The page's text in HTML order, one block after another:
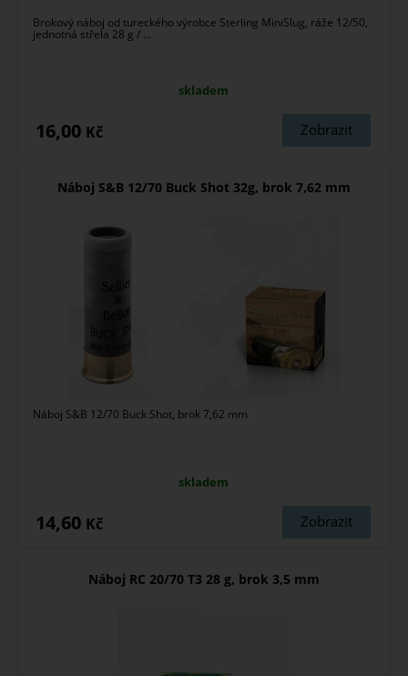
Brokový náboj od tureckého výrobce Sterling MiniSlug, ráže 12/50,
jednotná střela 28 g / ...
skladem
Zobrazit
16,00 Kč
Náboj S&B 12/70 Buck Shot 32g, brok 7,62 mm
Náboj S&B 12/70 Buck Shot, brok 7,62 mm
skladem
Zobrazit
14,60 Kč
Náboj RC 20/70 T3 28 g, brok 3,5 mm